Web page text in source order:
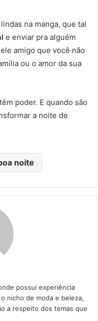
na manga, que tal
e enviar pra alguém
amigo que você não
ou o amor da sua
poder. E quando são
a noite de
noite
possui experiência
nicho de moda e beleza,
a respeito dos temas que